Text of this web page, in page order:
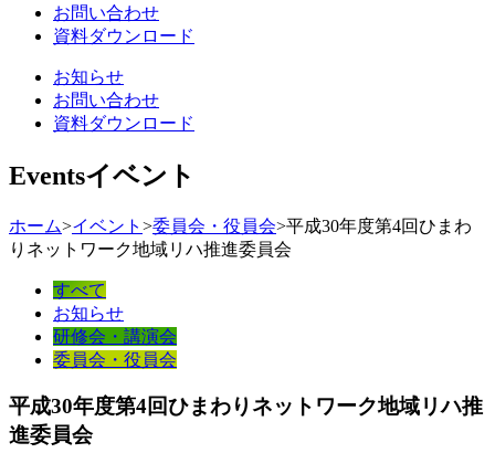
お問い合わせ
資料ダウンロード
お知らせ
お問い合わせ
資料ダウンロード
Eventsイベント
ホーム>イベント >委員会・役員会>平成30年度第4回ひまわ
りネットワーク地域リハ推進委員会
すべて
お知らせ
研修会・講演会
委員会・役員会
平成30年度第4回ひまわりネットワーク地域リハ推
進委員会